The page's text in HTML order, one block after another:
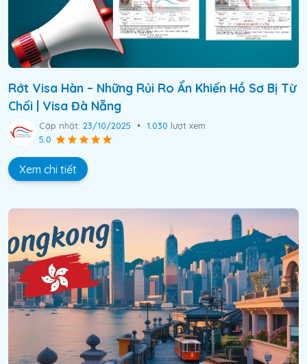
Rớt Visa Hàn – Những Rủi Ro Ẩn Khiến Hồ Sơ Bị Từ
Chối | Visa Đà Nẵng
Cập nhật: 23/10/2025 • 1.030 lượt xem
5.0
Xem chi tiết